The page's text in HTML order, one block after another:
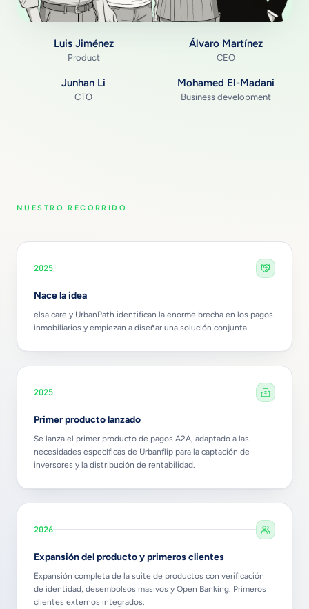
Luis Jiménez
Product
Álvaro Martínez
CEO
Junhan Li
CTO
Mohamed El-Madani
Business development
NUESTRO RECORRIDO
2025
Nace la idea
elsa.care y UrbanPath identifican la enorme brecha en los pagos
inmobiliarios y empiezan a diseñar una solución conjunta.
2025
Primer producto lanzado
Se lanza el primer producto de pagos A2A, adaptado a las
necesidades específicas de Urbanflip para la captación de
inversores y la distribución de rentabilidad.
2026
Expansión del producto y primeros clientes
Expansión completa de la suite de productos con verificación
de identidad, desembolsos masivos y Open Banking. Primeros
clientes externos integrados.